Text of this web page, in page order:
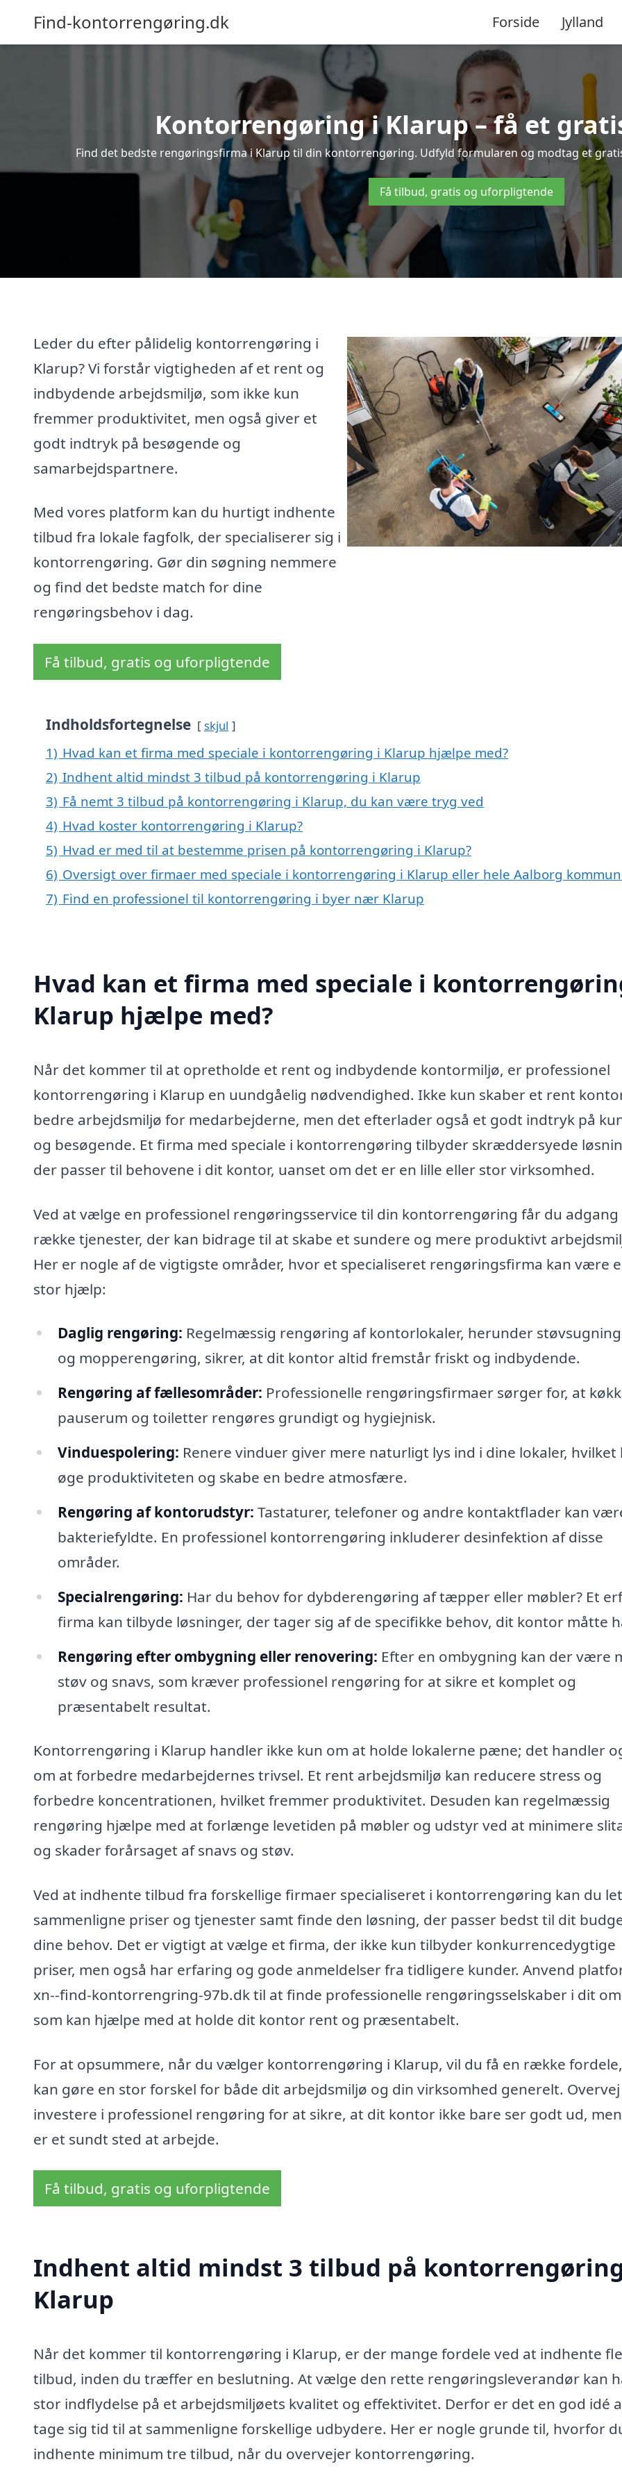
Find-kontorrengøring.dk Forside Jylland
Kontorrengøring i Klarup – få et
Find det bedste rengøringsfirma i Klarup til din kontorrengøring. Udfyld formularen og modtag et
Få tilbud, gratis og uforpligtende
Leder du efter pålidelig kontorrengøring i
Klarup? Vi forstår vigtigheden af et rent og
indbydende arbejdsmiljø, som ikke kun
fremmer produktivitet, men også giver et
godt indtryk på besøgende og
samarbejdspartnere.
Med vores platform kan du hurtigt indhente
tilbud fra lokale fagfolk, der specialiserer sig i
kontorrengøring. Gør din søgning nemmere
og find det bedste match for dine
rengøringsbehov i dag.
Få tilbud, gratis og uforpligtende
Indholdsfortegnelse skjul
1) Hvad kan et firma med speciale i kontorrengøring i Klarup hjælpe med?
2) Indhent altid mindst 3 tilbud på kontorrengøring i Klarup
3) Få nemt 3 tilbud på kontorrengøring i Klarup, du kan være tryg ved
4) Hvad koster kontorrengøring i Klarup?
5) Hvad er med til at bestemme prisen på kontorrengøring i Klarup?
6) Oversigt over firmaer med speciale i kontorrengøring i Klarup eller hele Aalborg
7) Find en professionel til kontorrengøring i byer nær Klarup
Hvad kan et firma med speciale i
Klarup hjælpe med?
Når det kommer til at opretholde et rent og indbydende kontormiljø, er professionel
kontorrengøring i Klarup en uundgåelig nødvendighed. Ikke kun skaber et rent
bedre arbejdsmiljø for medarbejderne, men det efterlader også et godt indtryk på
og besøgende. Et firma med speciale i kontorrengøring tilbyder skræddersyede
der passer til behovene i dit kontor, uanset om det er en lille eller stor virksomhed.
Ved at vælge en professionel rengøringsservice til din kontorrengøring får du adgang
række tjenester, der kan bidrage til at skabe et sundere og mere produktivt
Her er nogle af de vigtigste områder, hvor et specialiseret rengøringsfirma kan være
stor hjælp:
Daglig rengøring: Regelmæssig rengøring af kontorlokaler, herunder
og mopperengøring, sikrer, at dit kontor altid fremstår friskt og indbydende.
Rengøring af fællesområder: Professionelle rengøringsfirmaer sørger for, at
pauserum og toiletter rengøres grundigt og hygiejnisk.
Vinduespolering: Renere vinduer giver mere naturligt lys ind i dine lokaler, hvilket
øge produktiviteten og skabe en bedre atmosfære.
Rengøring af kontorudstyr: Tastaturer, telefoner og andre kontaktflader kan
bakteriefyldte. En professionel kontorrengøring inkluderer desinfektion af disse
områder.
Specialrengøring: Har du behov for dybderengøring af tæpper eller møbler? Et
firma kan tilbyde løsninger, der tager sig af de specifikke behov, dit kontor måtte
Rengøring efter ombygning eller renovering: Efter en ombygning kan der være
støv og snavs, som kræver professionel rengøring for at sikre et komplet og
præsentabelt resultat.
Kontorrengøring i Klarup handler ikke kun om at holde lokalerne pæne; det handler
om at forbedre medarbejdernes trivsel. Et rent arbejdsmiljø kan reducere stress og
forbedre koncentrationen, hvilket fremmer produktivitet. Desuden kan regelmæssig
rengøring hjælpe med at forlænge levetiden på møbler og udstyr ved at minimere
og skader forårsaget af snavs og støv.
Ved at indhente tilbud fra forskellige firmaer specialiseret i kontorrengøring kan du let
sammenligne priser og tjenester samt finde den løsning, der passer bedst til dit
dine behov. Det er vigtigt at vælge et firma, der ikke kun tilbyder konkurrencedygtige
priser, men også har erfaring og gode anmeldelser fra tidligere kunder. Anvend
xn--find-kontorrengring-97b.dk til at finde professionelle rengøringsselskaber i dit
som kan hjælpe med at holde dit kontor rent og præsentabelt.
For at opsummere, når du vælger kontorrengøring i Klarup, vil du få en række
kan gøre en stor forskel for både dit arbejdsmiljø og din virksomhed generelt.
investere i professionel rengøring for at sikre, at dit kontor ikke bare ser godt ud,
er et sundt sted at arbejde.
Få tilbud, gratis og uforpligtende
Indhent altid mindst 3 tilbud på
Klarup
Når det kommer til kontorrengøring i Klarup, er der mange fordele ved at indhente
tilbud, inden du træffer en beslutning. At vælge den rette rengøringsleverandør kan
stor indflydelse på et arbejdsmiljøets kvalitet og effektivitet. Derfor er det en god idé
tage sig tid til at sammenligne forskellige udbydere. Her er nogle grunde til, hvorfor
indhente minimum tre tilbud, når du overvejer kontorrengøring.